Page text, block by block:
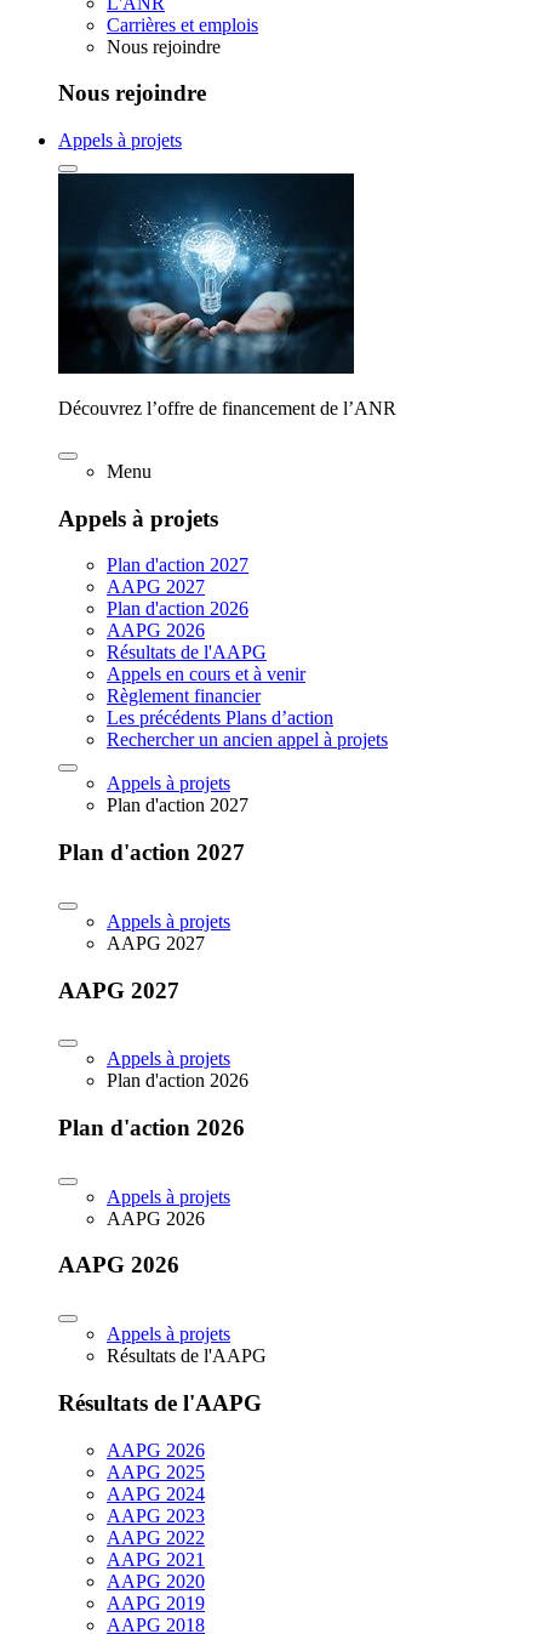
Carrières et emplois
Nous rejoindre
Nous rejoindre
Appels à projets
Découvrez l’offre de financement de l’ANR
Menu
Appels à projets
Plan d'action 2027
AAPG 2027
Plan d'action 2026
AAPG 2026
Résultats de l'AAPG
Appels en cours et à venir
Règlement financier
Les précédents Plans d’action
Rechercher un ancien appel à projets
Appels à projets
Plan d'action 2027
Plan d'action 2027
Appels à projets
AAPG 2027
AAPG 2027
Appels à projets
Plan d'action 2026
Plan d'action 2026
Appels à projets
AAPG 2026
AAPG 2026
Appels à projets
Résultats de l'AAPG
Résultats de l'AAPG
AAPG 2026
AAPG 2025
AAPG 2024
AAPG 2023
AAPG 2022
AAPG 2021
AAPG 2020
AAPG 2019
AAPG 2018